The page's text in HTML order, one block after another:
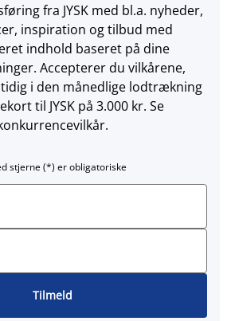
fra JYSK med bl.a. nyheder,
inspiration og tilbud med
indhold baseret på dine
Accepterer du vilkårene,
i den månedlige lodtrækning
til JYSK på 3.000 kr. Se
stjerne (*) er obligatoriske
Tilmeld